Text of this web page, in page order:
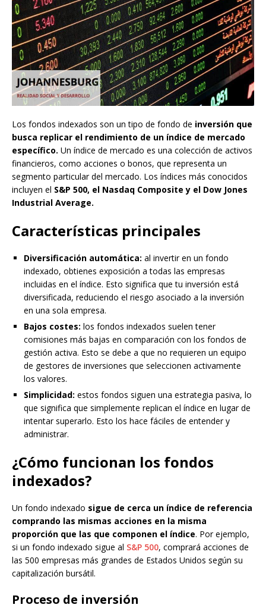
Los fondos indexados son un tipo de fondo de inversión que
busca replicar el rendimiento de un índice de mercado
específico. Un índice de mercado es una colección de activos
financieros, como acciones o bonos, que representa un
segmento particular del mercado. Los índices más conocidos
incluyen el S&P 500, el Nasdaq Composite y el Dow Jones
Industrial Average.
Características principales
Diversificación automática: al invertir en un fondo
indexado, obtienes exposición a todas las empresas
incluidas en el índice. Esto significa que tu inversión está
diversificada, reduciendo el riesgo asociado a la inversión
en una sola empresa.
Bajos costes: los fondos indexados suelen tener
comisiones más bajas en comparación con los fondos de
gestión activa. Esto se debe a que no requieren un equipo
de gestores de inversiones que seleccionen activamente
los valores.
Simplicidad: estos fondos siguen una estrategia pasiva, lo
que significa que simplemente replican el índice en lugar de
intentar superarlo. Esto los hace fáciles de entender y
administrar.
¿Cómo funcionan los fondos
indexados?
Un fondo indexado sigue de cerca un índice de referencia
comprando las mismas acciones en la misma
proporción que las que componen el índice. Por ejemplo,
si un fondo indexado sigue al S&P 500, comprará acciones de
las 500 empresas más grandes de Estados Unidos según su
capitalización bursátil.
Proceso de inversión